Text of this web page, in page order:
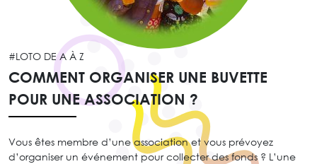
#LOTO DE A À Z
COMMENT ORGANISER UNE BUVETTE
POUR UNE ASSOCIATION ?
Vous êtes membre d’une association et vous prévoyez
d’organiser un événement pour collecter des fonds ? L’une